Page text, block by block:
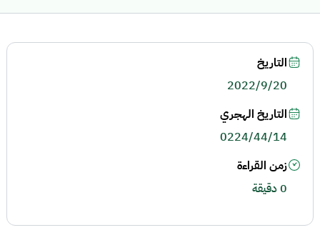
التاريخ
2022/9/20
التاريخ الهجري
0224/44/14
زمن القراءة
0 دقيقة